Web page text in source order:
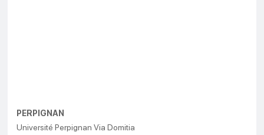
PERPIGNAN
Université Perpignan Via Domitia